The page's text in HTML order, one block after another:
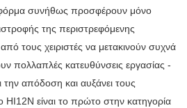
συνήθως προσφέρουν μόνο
της περιστρεφόμενης
τους χειριστές να μετακινούν συχνά
πολλαπλές κατευθύνσεις εργασίας -
την απόδοση και αυξάνει τους
είναι το πρώτο στην κατηγορία